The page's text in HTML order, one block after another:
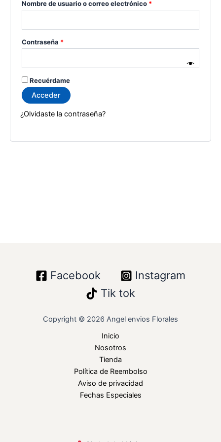
Nombre de usuario o correo electrónico *Obligatorio
Contraseña *Obligatorio
Recuérdame
Acceder
¿Olvidaste la contraseña?
Facebook
Instagram
Tik tok
Copyright © 2026 Angel envios Florales
Inicio
Nosotros
Tienda
Política de Reembolso
Aviso de privacidad
Fechas Especiales